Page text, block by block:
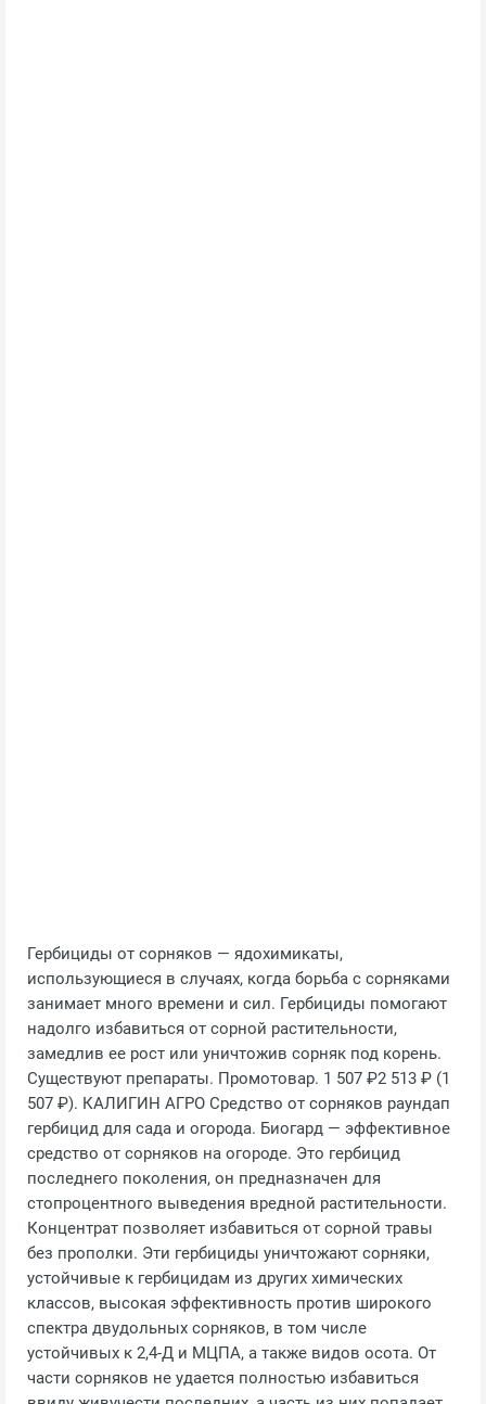
Гербициды от сорняков — ядохимикаты,
использующиеся в случаях, когда борьба с сорняками
занимает много времени и сил. Гербициды помогают
надолго избавиться от сорной растительности,
замедлив ее рост или уничтожив сорняк под корень.
Существуют препараты. Промотовар. 1 507 ₽2 513 ₽ (1
507 ₽). КАЛИГИН АГРО Средство от сорняков раундап
гербицид для сада и огорода. Биогард — эффективное
средство от сорняков на огороде. Это гербицид
последнего поколения, он предназначен для
стопроцентного выведения вредной растительности.
Концентрат позволяет избавиться от сорной травы
без прополки. Эти гербициды уничтожают сорняки,
устойчивые к гербицидам из других химических
классов, высокая эффективность против широкого
спектра двудольных сорняков, в том числе
устойчивых к 2,4-Д и МЦПА, а также видов осота. От
части сорняков не удается полностью избавиться